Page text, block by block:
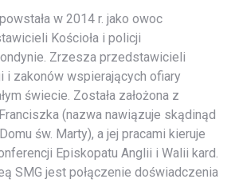
w 2014 r. jako owoc
Kościoła i policji
Zrzesza przedstawicieli
i zakonów wspierających ofiary
świecie. Została założona z
(nazwa nawiązuje skądinąd
św. Marty), a jej pracami kieruje
Episkopatu Anglii i Walii kard.
SMG jest połączenie doświadczenia